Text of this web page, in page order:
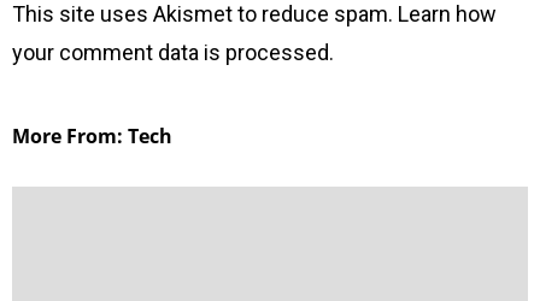
This site uses Akismet to reduce spam. Learn how
your comment data is processed.
More From: Tech